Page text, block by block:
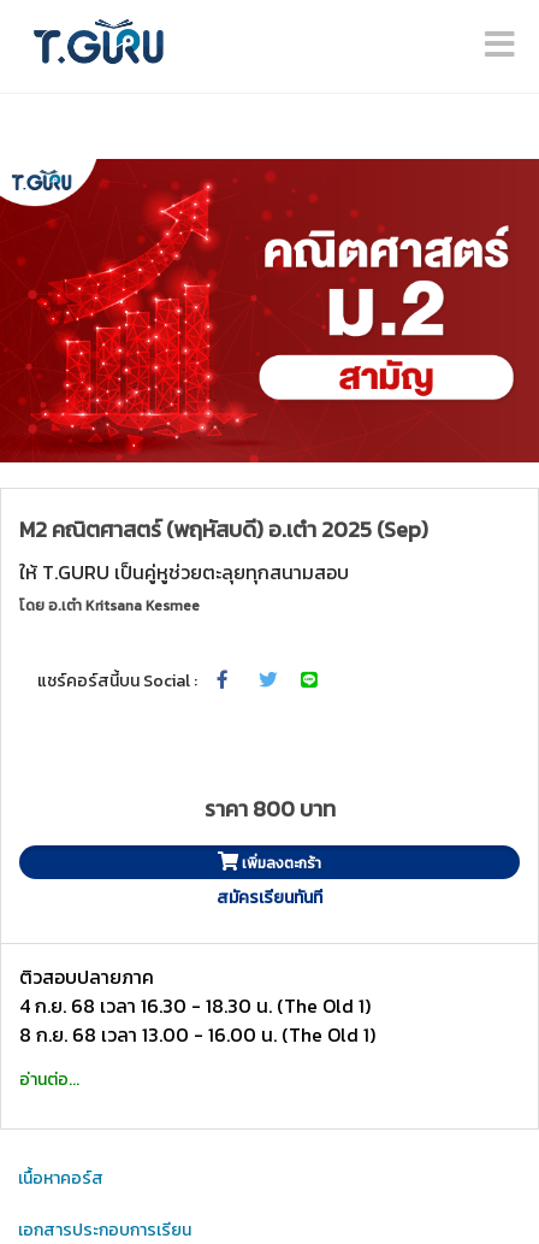
M2 คณิตศาสตร์ (พฤหัสบดี) อ.เต๋า 2025 (Sep)
ให้ T.GURU เป็นคู่หูช่วยตะลุยทุกสนามสอบ
โดยอ.เต๋า Kritsana Kesmee
แชร์คอร์สนี้บน Social :
ราคา 800 บาท
เพิ่มลงตะกร้า
สมัครเรียนทันที
ติวสอบปลายภาค
4 ก.ย. 68 เวลา 16.30 - 18.30 น. (The Old 1)
8 ก.ย. 68 เวลา 13.00 - 16.00 น. (The Old 1)
อ่านต่อ...
เนื้อหาคอร์ส
เอกสารประกอบการเรียน